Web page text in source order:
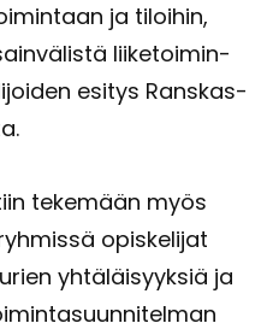
ja ti­loi­hin,
lii­ke­toi­min­
esi­tys Rans­kas­
te­ke­mään myös
opis­ke­li­jat
yh­tä­läi­syyk­siä ja